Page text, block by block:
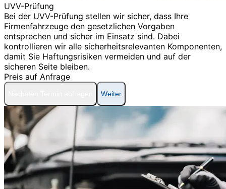
UVV-Prüfung
Bei der UVV-Prüfung stellen wir sicher, dass Ihre
Firmenfahrzeuge den gesetzlichen Vorgaben
entsprechen und sicher im Einsatz sind. Dabei
kontrollieren wir alle sicherheitsrelevanten Komponenten,
damit Sie Haftungsrisiken vermeiden und auf der
sicheren Seite bleiben.
Preis auf Anfrage
Weiter